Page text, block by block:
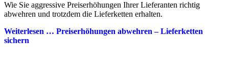
Wie Sie aggressive Preiserhöhungen Ihrer Lieferanten richtig
abwehren und trotzdem die Lieferketten erhalten.
Weiterlesen … Preiserhöhungen abwehren – Lieferketten
sichern